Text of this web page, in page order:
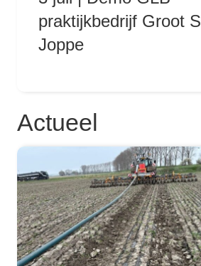
praktijkbedrijf Groot
Joppe
Actueel